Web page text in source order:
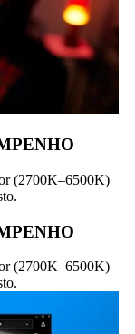
(2700K–6500K)
(2700K–6500K)